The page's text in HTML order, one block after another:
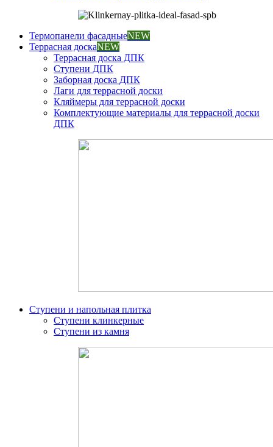
Термопанели фасадныеNEW
Террасная доскаNEW
Террасная доска ДПК
Ступени ДПК
Заборная доска ДПК
Лаги для террасной доски
Кляймеры для террасной доски
Комплектующие материалы для террасной доски
ДПК
Ступени и напольная плитка
Ступени клинкерные
Ступени из камня